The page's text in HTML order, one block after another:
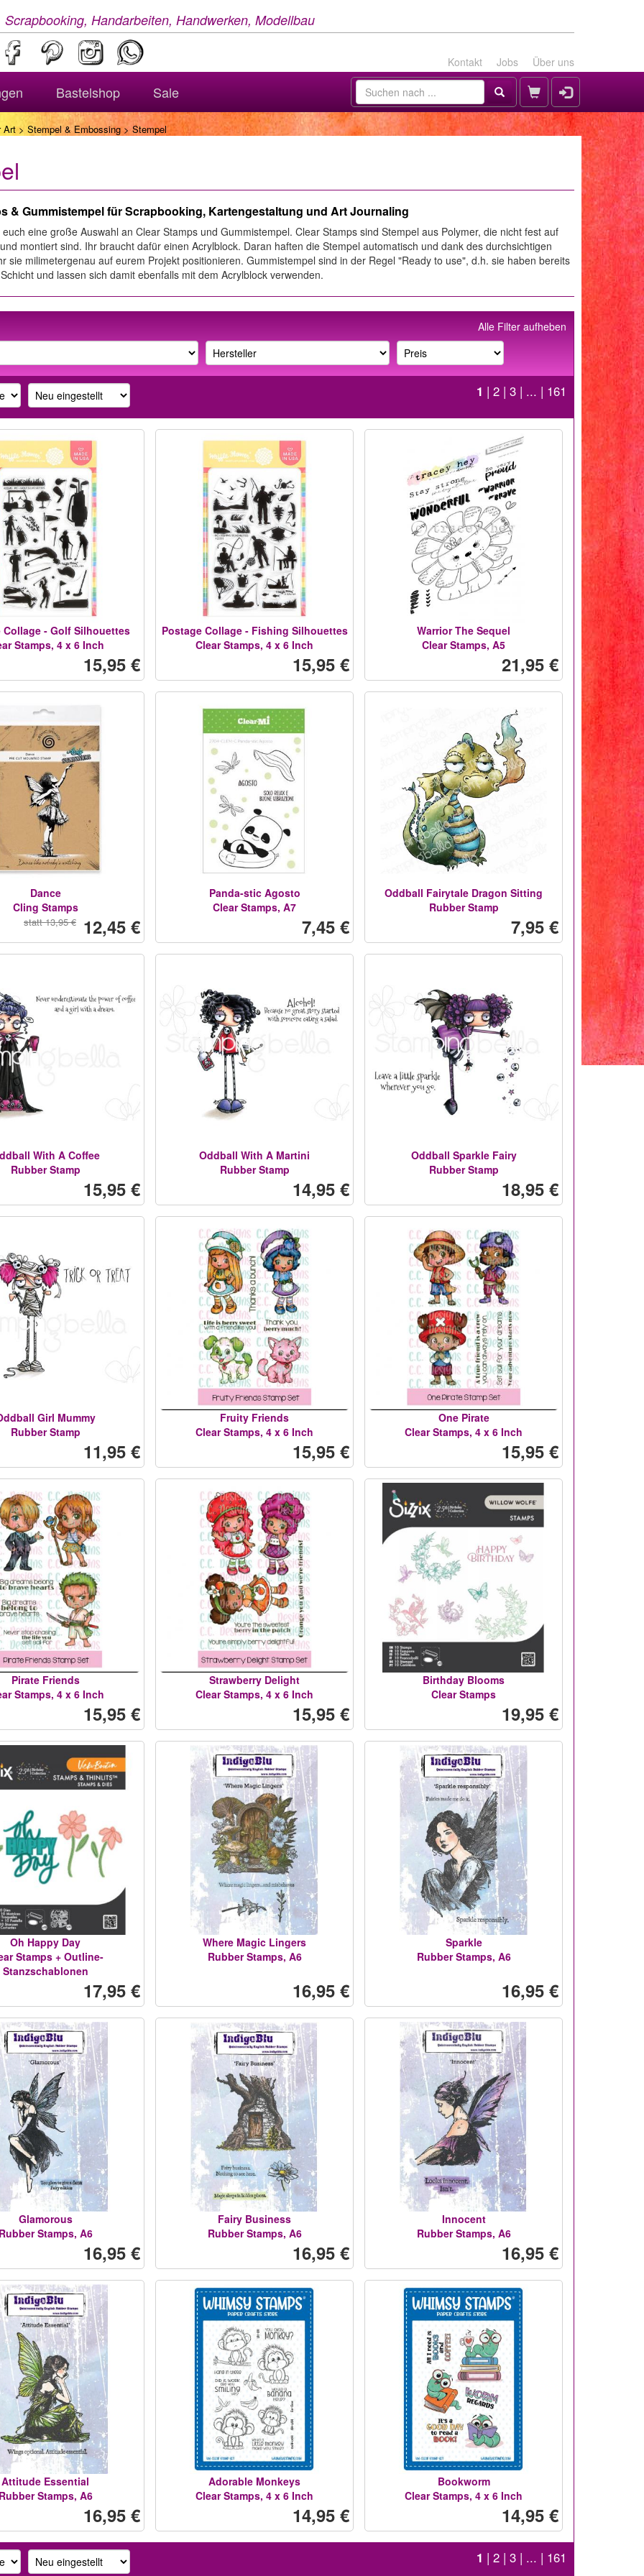
Scrapbooking, Handarbeiten, Handwerken, Modellbau
Kontakt Jobs Über uns
Bastelshop Sale
Art> Stempel & Embossing> Stempel
& Gummistempel für Scrapbooking, Kartengestaltung und Art Journaling
eine große Auswahl an Clear Stamps und Gummistempel. Clear Stamps sind Stempel aus Polymer, die nicht fest auf
montiert sind. Ihr braucht dafür einen Acrylblock. Daran haften die Stempel automatisch und dank des durchsichtigen
sie milimetergenau auf eurem Projekt positionieren. Gummistempel sind in der Regel "Ready to use", d.h. sie haben bereits
und lassen sich damit ebenfalls mit dem Acrylblock verwenden.
Alle Filter aufheben
1 | 2 | 3 | ... | 161
Collage - Golf Silhouettes
Stamps, 4 x 6 Inch
15,95 €
Postage Collage - Fishing Silhouettes
Clear Stamps, 4 x 6 Inch
15,95 €
Warrior The Sequel
Clear Stamps, A5
21,95 €
Dance
Cling Stamps
12,45 €
statt 13,95 €
Panda-stic Agosto
Clear Stamps, A7
7,45 €
Oddball Fairytale Dragon Sitting
Rubber Stamp
7,95 €
With A Coffee
Rubber Stamp
15,95 €
Oddball With A Martini
Rubber Stamp
14,95 €
Oddball Sparkle Fairy
Rubber Stamp
18,95 €
Girl Mummy
Rubber Stamp
11,95 €
Fruity Friends
Clear Stamps, 4 x 6 Inch
15,95 €
One Pirate
Clear Stamps, 4 x 6 Inch
15,95 €
Pirate Friends
Stamps, 4 x 6 Inch
15,95 €
Strawberry Delight
Clear Stamps, 4 x 6 Inch
15,95 €
Birthday Blooms
Clear Stamps
19,95 €
Oh Happy Day
Stamps + Outline-
Stanzschablonen
17,95 €
Where Magic Lingers
Rubber Stamps, A6
16,95 €
Sparkle
Rubber Stamps, A6
16,95 €
Glamorous
Stamps, A6
16,95 €
Fairy Business
Rubber Stamps, A6
16,95 €
Innocent
Rubber Stamps, A6
16,95 €
Attitude Essential
Stamps, A6
16,95 €
Adorable Monkeys
Clear Stamps, 4 x 6 Inch
14,95 €
Bookworm
Clear Stamps, 4 x 6 Inch
14,95 €
1 | 2 | 3 | ... | 161